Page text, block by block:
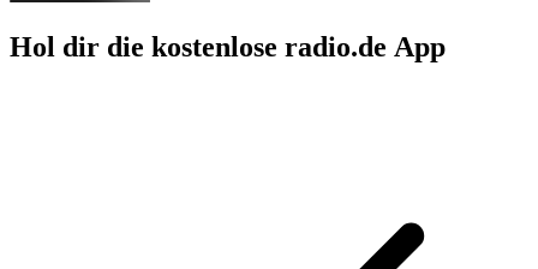
Hol dir die kostenlose radio.de App